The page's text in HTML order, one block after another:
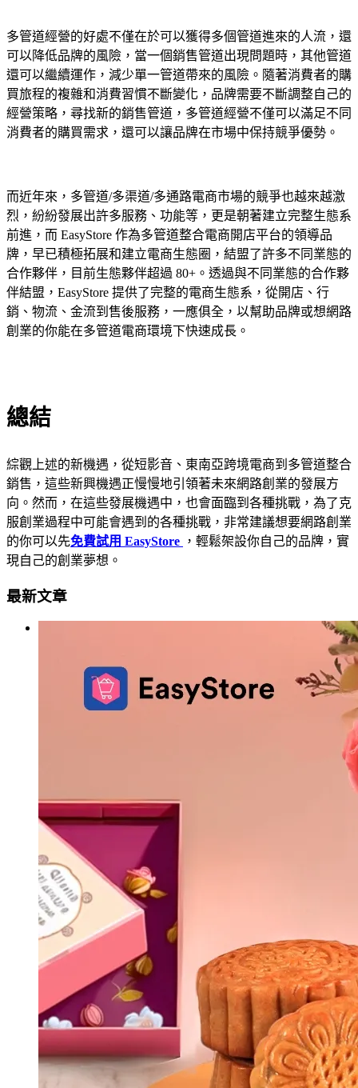
多管道經營的好處不僅在於可以獲得多個管道進來的人流，還
可以降低品牌的風險，當一個銷售管道出現問題時，其他管道
還可以繼續運作，減少單一管道帶來的風險。隨著消費者的購
買旅程的複雜和消費習慣不斷變化，品牌需要不斷調整自己的
經營策略，尋找新的銷售管道，多管道經營不僅可以滿足不同
消費者的購買需求，還可以讓品牌在市場中保持競爭優勢。
而近年來，多管道/多渠道/多通路電商市場的競爭也越來越激
烈，紛紛發展出許多服務、功能等，更是朝著建立完整生態系
前進，而 EasyStore 作為多管道整合電商開店平台的領導品
牌，早已積極拓展和建立電商生態圈，結盟了許多不同業態的
合作夥伴，目前生態夥伴超過 80+。透過與不同業態的合作夥
伴結盟，EasyStore 提供了完整的電商生態系，從開店、行
銷、物流、金流到售後服務，一應俱全，以幫助品牌或想網路
創業的你能在多管道電商環境下快速成長。
總結
綜觀上述的新機遇，從短影音、東南亞跨境電商到多管道整合
銷售，這些新興機遇正慢慢地引領著未來網路創業的發展方
向。然而，在這些發展機遇中，也會面臨到各種挑戰，為了克
服創業過程中可能會遇到的各種挑戰，非常建議想要網路創業
的你可以先免費試用 EasyStore ，輕鬆架設你自己的品牌，實
現自己的創業夢想。
最新文章